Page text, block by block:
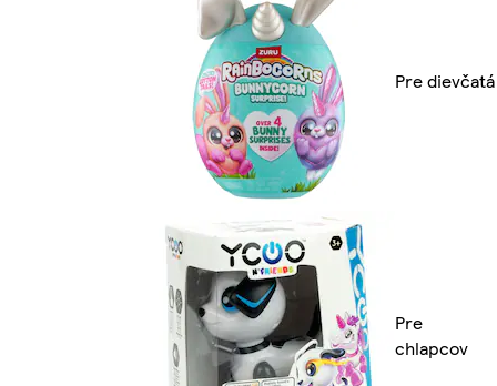
Pre dievčatá
Pre
chlapcov